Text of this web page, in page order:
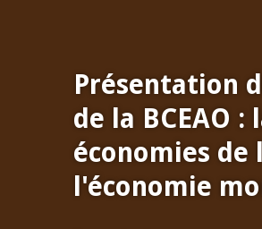
Présentation
de la BCEAO :
économies de
l'économie